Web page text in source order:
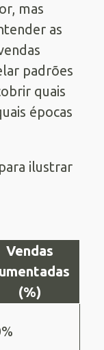
mas
as
padrões
quais
épocas
ilustrar
Vendas
(%)